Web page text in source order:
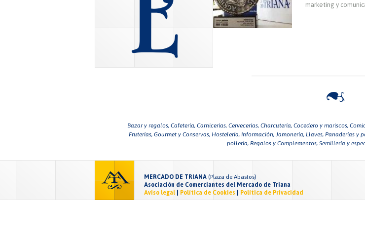
marketing y
Bazar y regalos, Cafetería, Carnicerías, Cervecerías, Charcutería, Cocedero y mariscos,
Fruterías, Gourmet y Conservas, Hostelería, Información, Jamonería, Llaves, Panaderías y
pollería, Regalos y Complementos, Semillería y
MERCADO DE TRIANA (Plaza de Abastos)
Asociación de Comerciantes del Mercado de Triana
Aviso legal
Política de Cookies Política de Privacidad